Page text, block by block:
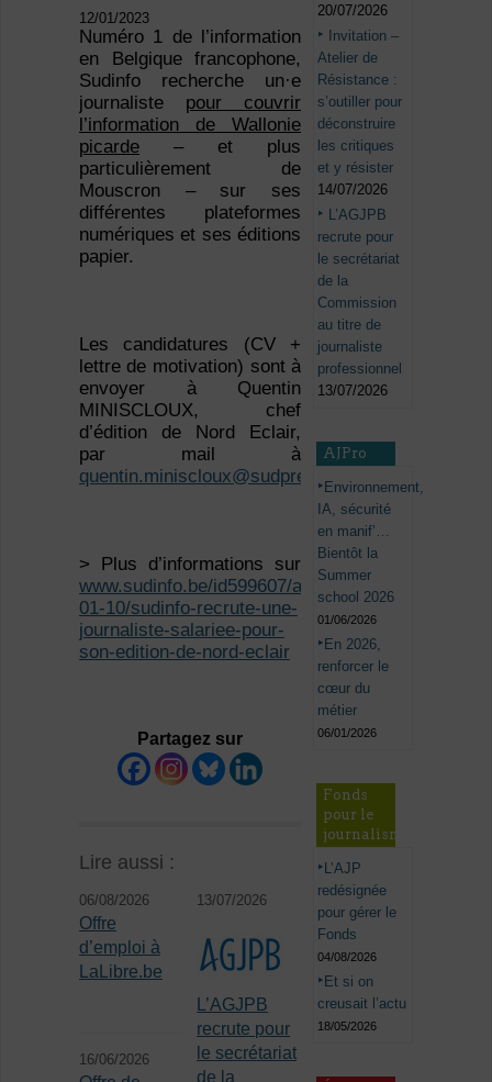
12/01/2023
Numéro 1 de l’information
en Belgique francophone,
Sudinfo recherche un·e
journaliste pour couvrir
l’information de Wallonie
picarde– et plus
particulièrement de
Mouscron – sur ses
différentes plateformes
numériques et ses éditions
papier.
Les candidatures (CV +
lettre de motivation) sont à
envoyer à Quentin
MINISCLOUX, chef
d’édition de Nord Eclair,
par mail à
quentin.miniscloux@sudpresse.be
> Plus d’informations sur
www.sudinfo.be/id599607/article/2023-
01-10/sudinfo-recrute-une-
journaliste-salariee-pour-
son-edition-de-nord-eclair
Partagez sur
Lire aussi :
06/08/2026
Offre
d’emploi à
LaLibre.be
13/07/2026
L’AGJPB
recrute pour
le secrétariat
de la
16/06/2026
20/07/2026
Invitation –
Atelier de
Résistance :
s’outiller pour
déconstruire
les critiques
et y résister
14/07/2026
L’AGJPB
recrute pour
le secrétariat
de la
Commission
au titre de
journaliste
professionnel
13/07/2026
AJPro
Environnement,
IA, sécurité
en manif’…
Bientôt la
Summer
school 2026
01/06/2026
En 2026,
renforcer le
cœur du
métier
06/01/2026
Fonds
pour le
journalisme
L’AJP
redésignée
pour gérer le
Fonds
04/08/2026
Et si on
creusait l’actu
18/05/2026